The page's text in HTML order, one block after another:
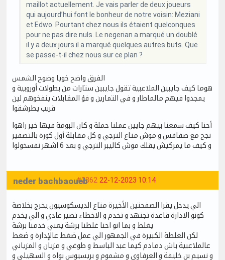
maillot actuellement. Je vais parler de deux joueurs
qui aujourd’hui font le bonheur de notre voisin: Meziani
et Edwo. Pourtant chez nous ils étaient quelconques
pour ne pas dire nuls. Le negerian a marqué un doublé
il y a deux jours il a marqué quelques autres buts. Que
se passe-t-il chez nous sur ce plan ?
الفرق واضح خويا وضوح الشمس
هوما كيف جايبين الملاعبية تقول جايبين ستارات من بطولات أوروبية و
يمجدوا فيهم مالماطار و في التمارين و فؤ المقابلات ينفخوهم لين
قريب يطرشقوا
أحنا كيف سمعنا بيهم جايين عملنا حملة و كان البومة فيها خير راهوا
نجح مع صفاقس و موش متاع الترجي و كل مقابلة أول كورة بالتصفير
و كيف ما يمركيش يقلك موش كاليبر الترجي و بعد 6 اشهر نفسخولوا
#2862 22-12-2023 10:14
neder bachbaoueb
الي يدخل يقرا الصفحتين الأخيرة متاع الديسكوسيون يخرج بخلاصة
كونو الادارة قاعدة تجتهد و تخدم و الاخطاء تصير عادي و الي يخدم
يغلط و بما انو احنا غلطنا برشة يعني خدمنا برشة
لكن الغلطة الكبيرة في الجمهور الي عمل ضغط عالإدارة و ضغط
عالملاعبية باش دمادم كيما عبد الباسط و طوغي و مزيان و المزياني
و نسيم بن خليفة و العرفاوي و مشموم و بريسيوس بواه و السهيلي و